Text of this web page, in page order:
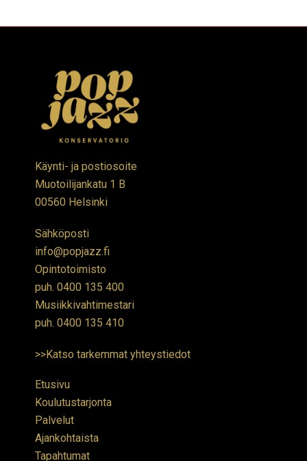
Käynti- ja postiosoite
Muotoilijankatu 1 B
00560 Helsinki
Sähköposti
info@popjazz.fi
Opintotoimisto
puh. 0400 135 400
Musiikkivahtimestari
puh. 0400 135 410
>>Katso tarkemmat yhteystiedot
Etusivu
Koulutustarjonta
Palvelut
Ajankohtaista
Tapahtumat